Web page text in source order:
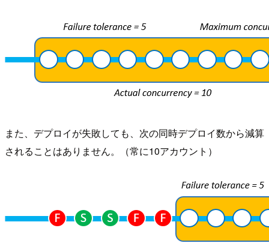
また、デプロイが失敗しても、次の同時デプロイ数から減算
されることはありません。（常に10アカウント）